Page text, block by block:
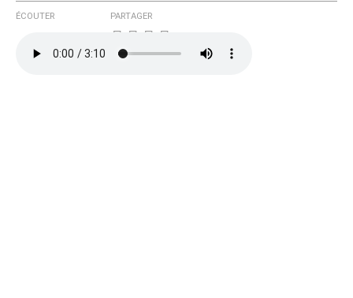
ÉCOUTER PARTAGER